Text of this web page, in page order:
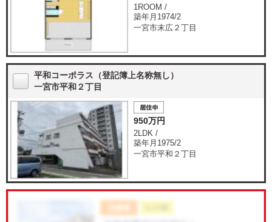
1ROOM /
築年月1974/2
一宮市末広２丁目
平和コーポラス（登記簿上名称無し）
一宮市平和２丁目
950万円
2LDK /
築年月1975/2
一宮市平和２丁目